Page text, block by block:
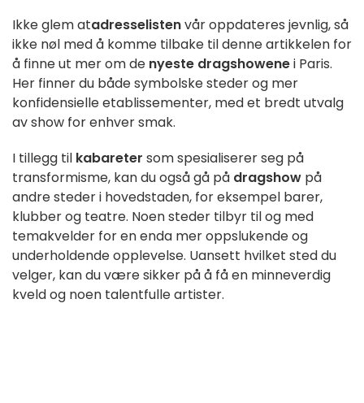
Ikke glem atadresselistenvår oppdateres jevnlig, så
ikke nøl med å komme tilbake til denne artikkelen for
å finne ut mer om de nyeste dragshowenei Paris.
Her finner du både symbolske steder og mer
konfidensielle etablissementer, med et bredt utvalg
av show for enhver smak.
I tillegg til kabareter som spesialiserer seg på
transformisme, kan du også gå på dragshow på
andre steder i hovedstaden, for eksempel barer,
klubber og teatre. Noen steder tilbyr til og med
temakvelder for en enda mer oppslukende og
underholdende opplevelse. Uansett hvilket sted du
velger, kan du være sikker på å få en minneverdig
kveld og noen talentfulle artister.